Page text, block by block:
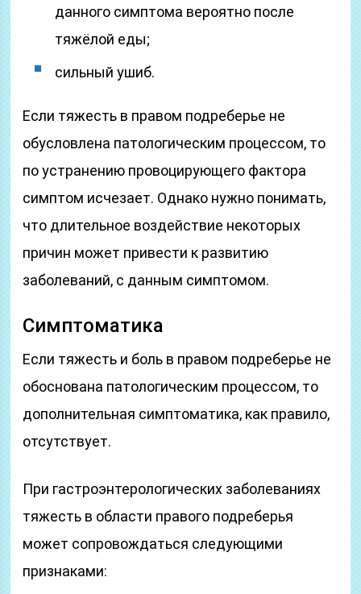
данного симптома вероятно после
тяжёлой еды;
сильный ушиб.
Если тяжесть в правом подреберье не
обусловлена патологическим процессом, то
по устранению провоцирующего фактора
симптом исчезает. Однако нужно понимать,
что длительное воздействие некоторых
причин может привести к развитию
заболеваний, с данным симптомом.
Симптоматика
Если тяжесть и боль в правом подреберье не
обоснована патологическим процессом, то
дополнительная симптоматика, как правило,
отсутствует.
При гастроэнтерологических заболеваниях
тяжесть в области правого подреберья
может сопровождаться следующими
признаками: